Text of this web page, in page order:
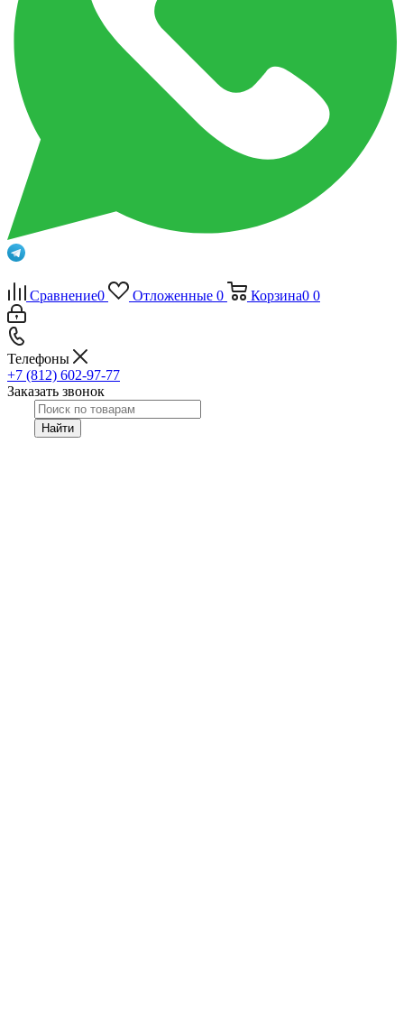
Сравнение0 Отложенные 0 Корзина0 0
Телефоны
+7 (812) 602-97-77
Заказать звонок
Найти